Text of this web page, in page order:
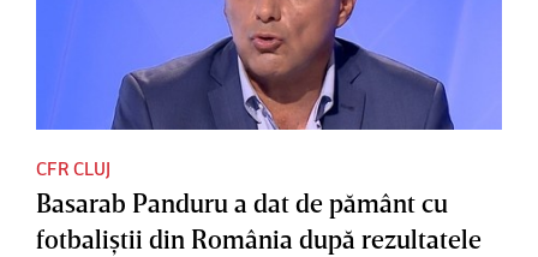
CFR CLUJ
Basarab Panduru a dat de pământ cu
fotbaliştii din România după rezultatele